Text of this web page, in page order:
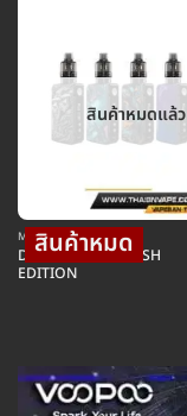
สินค้าหมดแล้ว
MOD บุหรี่ไฟฟ้าม็อดบ๊อก
DRAG 2 KIT REFRESH
EDITION